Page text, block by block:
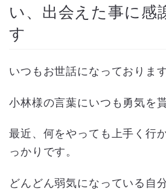
い、出会えた事に感
す
いつもお世話になっております
小林様の言葉にいつも勇気を
最近、何をやっても上手く行
っかりです。
どんどん弱気になっている自